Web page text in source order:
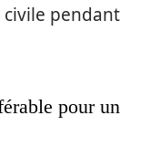
pendant
pour un